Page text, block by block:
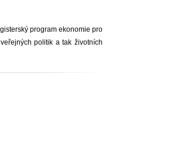
program ekonomie pro
politik a tak životních